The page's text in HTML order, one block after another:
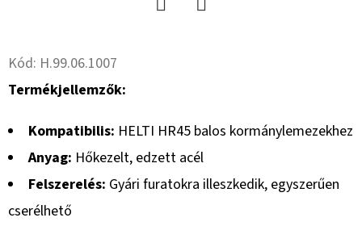
Kód: H.99.06.1007
Termékjellemzők:
Kompatibilis: HELTI HR45 balos kormánylemezekhez
Anyag: Hőkezelt, edzett acél
Felszerelés: Gyári furatokra illeszkedik, egyszerűen
cserélhető